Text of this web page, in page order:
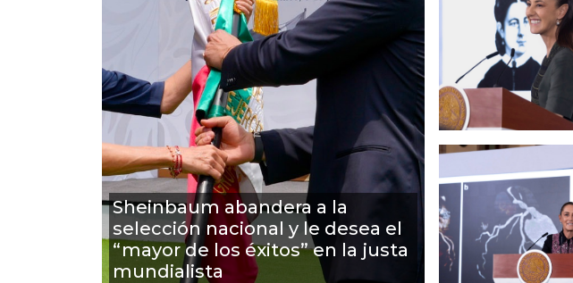
Sheinbaum abandera a la
selección nacional y le desea el
“mayor de los éxitos” en la justa
mundialista